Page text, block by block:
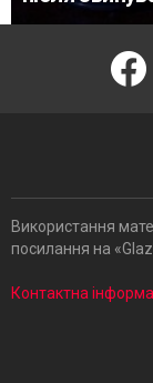
Використання
посилання на
Контактна